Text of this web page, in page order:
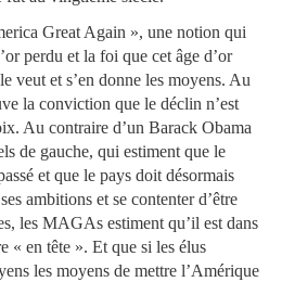
Great Again », une notion qui
perdu et la foi que cet âge d’or
veut et s’en donne les moyens. Au
la conviction que le déclin n’est
Au contraire d’un Barack Obama
de gauche, qui estiment que le
et que le pays doit désormais
ambitions et se contenter d’être
les MAGAs estiment qu’il est dans
« en tête ». Et que si les élus
les moyens de mettre l’Amérique